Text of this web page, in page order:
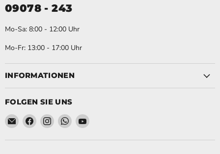
09078 - 243
Mo-Sa: 8:00 - 12:00 Uhr
Mo-Fr: 13:00 - 17:00 Uhr
INFORMATIONEN
FOLGEN SIE UNS
Email Schweihofer - Die STIHL Experten.
Finden Sie uns auf Facebook
Finden Sie uns auf Instagram
Finden Sie uns auf WhatsApp
Finden Sie uns auf YouTube